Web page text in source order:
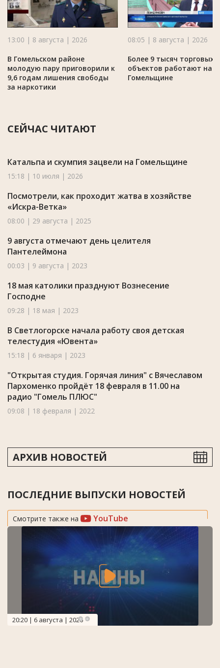
13:00 | 8 августа | 2026
В Гомельском районе
молодую пару приговорили к
9,6 годам лишения свободы
за наркотики
08:05 | 8 августа | 2026
Более 9 тысяч торговых
объектов работают на
Гомельщине
СЕЙЧАС ЧИТАЮТ
Катальпа и скумпия зацвели на Гомельщине
15:18 | 10 июля | 2026
Посмотрели, как проходит жатва в хозяйстве
«Искра-Ветка»
08:00 | 29 августа | 2025
9 августа отмечают день целителя
Пантелеймона
00:03 | 9 августа | 2023
18 мая католики празднуют Вознесение
Господне
09:28 | 18 мая | 2023
В Светлогорске начала работу своя детская
телестудия «Ювента»
15:18 | 6 января | 2023
"Открытая студия. Горячая линия" с Вячеславом
Пархоменко пройдёт 18 февраля в 11.00 на
радио "Гомель ПЛЮС"
09:08 | 18 февраля | 2022
АРХИВ НОВОСТЕЙ
ПОСЛЕДНИЕ ВЫПУСКИ НОВОСТЕЙ
Смотрите также на YouTube
20:20 | 6 августа | 2026